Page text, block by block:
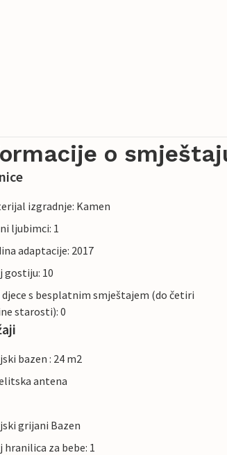
o
izgradnje: Kamen
ljubimci: 1
adaptacije: 2017
gostiju: 10
djece s besplatnim smještajem (do četiri
starosti): 0
bazen : 24 m2
antena
grijani Bazen
hranilica za bebe: 1